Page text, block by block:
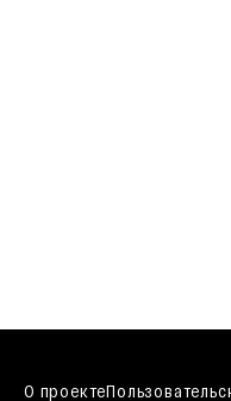
О проекте